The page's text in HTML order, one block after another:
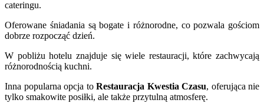
cateringu.
Oferowane śniadania są bogate i różnorodne, co pozwala gościom
dobrze rozpocząć dzień.
W pobliżu hotelu znajduje się wiele restauracji, które zachwycają
różnorodnością kuchni.
Inna popularna opcja to Restauracja Kwestia Czasu, oferująca nie
tylko smakowite posiłki, ale także przytulną atmosferę.